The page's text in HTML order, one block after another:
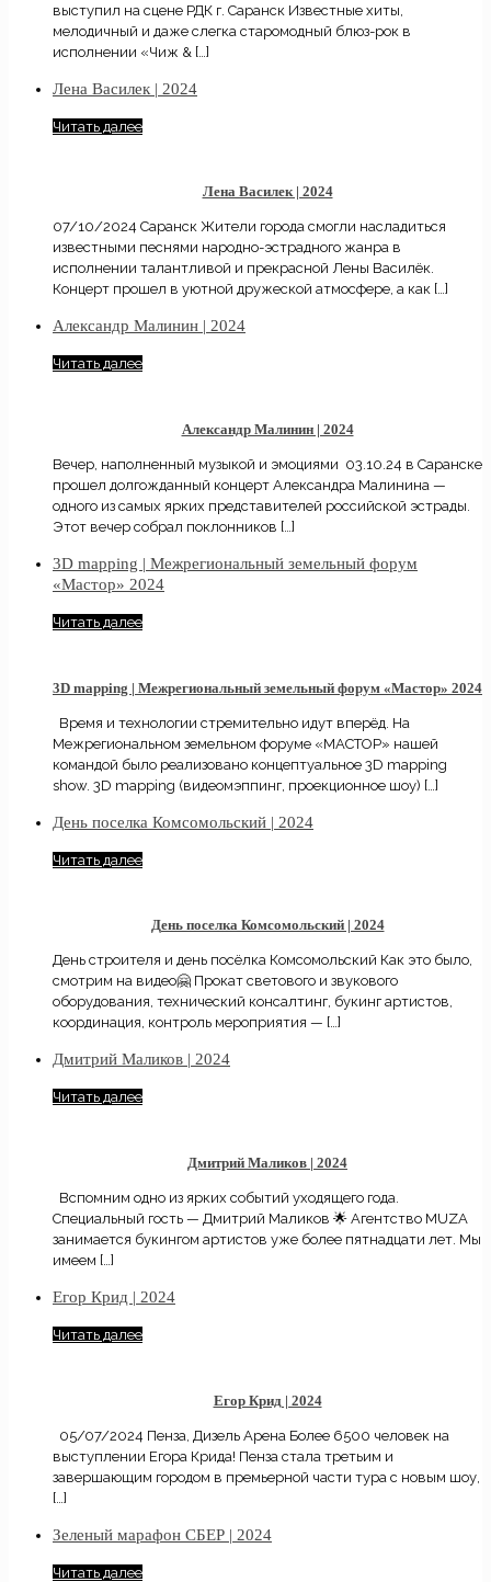
выступил на сцене РДК г. Саранск Известные хиты,
мелодичный и даже слегка старомодный блюз-рок в
исполнении «Чиж & […]
Лена Василек | 2024
Читать далее
Лена Василек | 2024
07/10/2024 Саранск Жители города смогли насладиться
известными песнями народно-эстрадного жанра в
исполнении талантливой и прекрасной Лены Василёк.
Концерт прошел в уютной дружеской атмосфере, а как […]
Александр Малинин | 2024
Читать далее
Александр Малинин | 2024
Вечер, наполненный музыкой и эмоциями 03.10.24 в Саранске
прошел долгожданный концерт Александра Малинина —
одного из самых ярких представителей российской эстрады.
Этот вечер собрал поклонников […]
3D mapping | Межрегиональный земельный форум
«Мастор» 2024
Читать далее
3D mapping | Межрегиональный земельный форум «Мастор» 2024
Время и технологии стремительно идут вперёд. На
Межрегиональном земельном форуме «МАСТОР» нашей
командой было реализовано концептуальное 3D mapping
show. 3D mapping (видеомэппинг, проекционное шоу) […]
День поселка Комсомольский | 2024
Читать далее
День поселка Комсомольский | 2024
День строителя и день посёлка Комсомольский Как это было,
смотрим на видео🤗 Прокат светового и звукового
оборудования, технический консалтинг, букинг артистов,
координация, контроль мероприятия — […]
Дмитрий Маликов | 2024
Читать далее
Дмитрий Маликов | 2024
Вспомним одно из ярких событий уходящего года.
Специальный гость — Дмитрий Маликов 🌟 Агентство MUZA
занимается букингом артистов уже более пятнадцати лет. Мы
имеем […]
Егор Крид | 2024
Читать далее
Егор Крид | 2024
05/07/2024 Пенза, Дизель Арена Более 6500 человек на
выступлении Егора Крида! Пенза стала третьим и
завершающим городом в премьерной части тура с новым шоу,
[…]
Зеленый марафон СБЕР | 2024
Читать далее